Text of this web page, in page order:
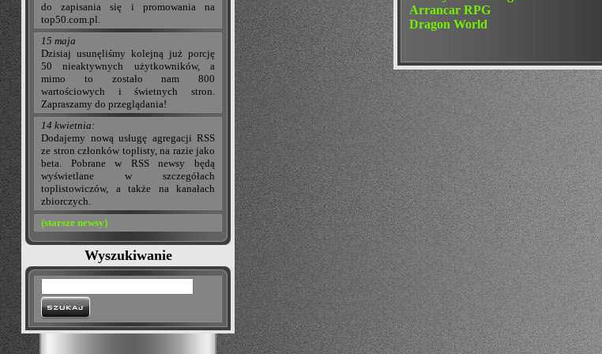
do zapisania się i promowania na
top50.com.pl.
15 maja
Dzisiaj usunęliśmy kolejną już porcję
50 nieaktywnych użytkowników, a
mimo to zostało nam 800
wartościowych i świetnych stron.
Zapraszamy do przeglądania!
14 kwietnia:
Dodajemy nową usługę agregacji RSS
ze stron członków toplisty, na razie jako
beta. Pobrane w RSS newsy będą
wyświetlane w szczegółach
toplistowiczów, a także na kanałach
zbiorczych.
(starsze newsy)
Wyszukiwanie
Arrancar RPG
Dragon World